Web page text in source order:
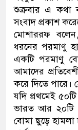
শুক্রবার এ কথা
সংবাদ প্রকাশ
মোশাররফ
ধরনের পরমাণু
একটি পরমাণু
আমাদের
করে দিতে পারে।
যদি প্রথমেই
ভারত আর ২০টি
বোমা ছুড়ে হামলা